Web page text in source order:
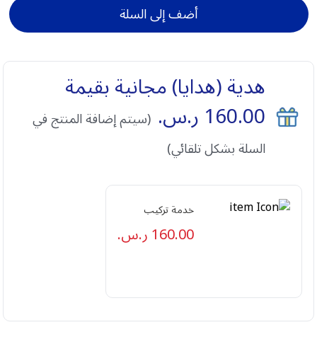
أضف إلى السلة
هدية (هدايا) مجانية بقيمة
160.00ر.س. (سيتم إضافة المنتج في
السلة بشكل تلقائي)
خدمة تركيب
160.00ر.س.